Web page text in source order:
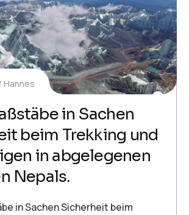
Hannes
in Sachen
beim Trekking und
in abgelegenen
Nepals.
in Sachen Sicherheit beim